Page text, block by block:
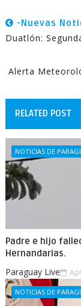
-Nuevas
Duatlón:
Alerta
RELATED POST
NOTICIAS DE
Padre e hijo
Hernandarias.
Paraguay Live
NOTICIAS DE